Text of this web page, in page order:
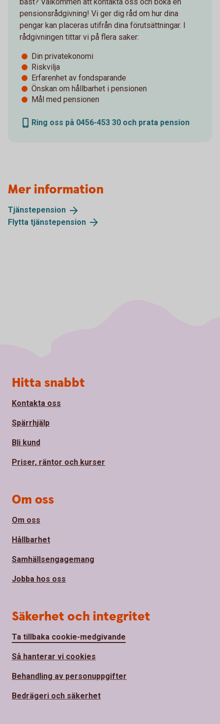
pensionsrådgivning! Vi ger dig råd om hur dina
pengar kan placeras utifrån dina förutsättningar. I
rådgivningen tittar vi på flera saker:
Din privatekonomi
Riskvilja
Erfarenhet av fondsparande
Önskan om hållbarhet i pensionen
Mål med pensionen
Ring oss på 0456-453 30 och prata pension
Mer information
Tjänstepension
Flytta tjänstepension
Sidfot
Hitta snabbt
Kontakta oss
Spärrhjälp
Bli kund
Priser, räntor och kurser
Om oss
Om oss
Hållbarhet
Samhällsengagemang
Jobba hos oss
Säkerhet och integritet
Ta tillbaka cookie-medgivande
Så hanterar vi cookies
Behandling av personuppgifter
Bedrägeri och säkerhet